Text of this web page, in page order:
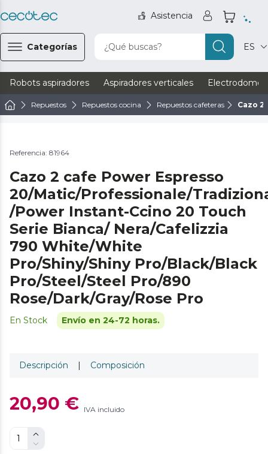
Asistencia
Categorías ¿Qué buscas? ES
Robots aspiradores Aspiradores verticales
Repuestos Repuestos cocina Repuestos cafeteras Cazo
Referencia: 81964
Cazo 2 cafe Power Espresso
20/Matic/Professionale/
/Power Instant-Ccino 20 Touch
Serie Bianca/ Nera/Cafelizzia
790 White/White
Pro/Shiny/Shiny Pro/Black/Black
Pro/Steel/Steel Pro/890
Rose/Dark/Gray/Rose Pro
En Stock Envío en 24-72 horas.
Descripción | Composición
20,90 € IVA incluido